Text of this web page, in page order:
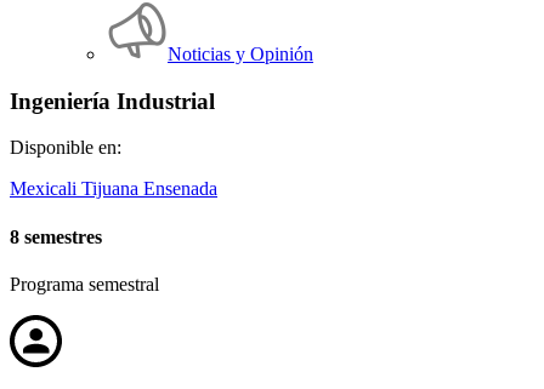
Noticias y Opinión
Ingeniería Industrial
Disponible en:
Mexicali Tijuana Ensenada
8 semestres
Programa semestral